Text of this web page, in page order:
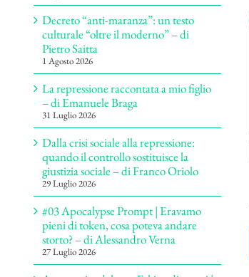
Decreto “anti-maranza”: un testo
culturale “oltre il moderno” – di
Pietro Saitta
1 Agosto 2026
La repressione raccontata a mio figlio
– di Emanuele Braga
31 Luglio 2026
Dalla crisi sociale alla repressione:
quando il controllo sostituisce la
giustizia sociale – di Franco Oriolo
29 Luglio 2026
#03 Apocalypse Prompt | Eravamo
pieni di token, cosa poteva andare
storto? – di Alessandro Verna
27 Luglio 2026